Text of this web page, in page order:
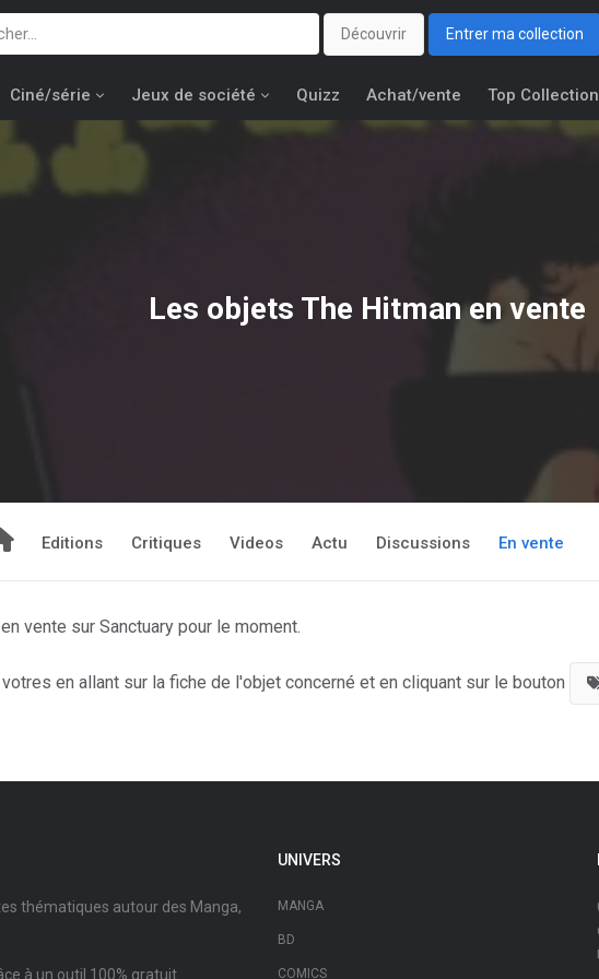
Découvrir Entrer ma collection
Ciné/série Jeux de société Quizz Achat/vente Top
Les objets The Hitmanen vente
Editions Critiques Videos Actu Discussions En vente
vente sur Sanctuary pour le moment.
en allant sur la fiche de l'objet concerné et en cliquant sur le bouton
thématiques autour des Manga,
à un outil 100% gratuit.
UNIVERS
MANGA
BD
COMICS